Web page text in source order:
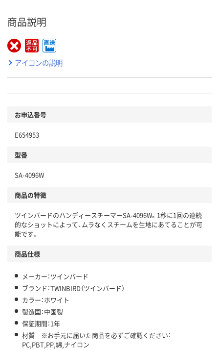
商品説明
アイコンの説明
お申込番号
E654953
型番
SA-4096W
商品の特徴
ツインバードのハンディースチーマーSA-4096W。1秒に1回の連続
的なショットによって、ムラなくスチームを生地にあてることが可
能です。
商品仕様
メーカー：ツインバード
ブランド：TWINBIRD（ツインバード）
カラー：ホワイト
製造国：中国製
保証期間：1年
材質 ※お手元に届いた商品を必ずご確認ください：
PC,PBT,PP,綿,ナイロン